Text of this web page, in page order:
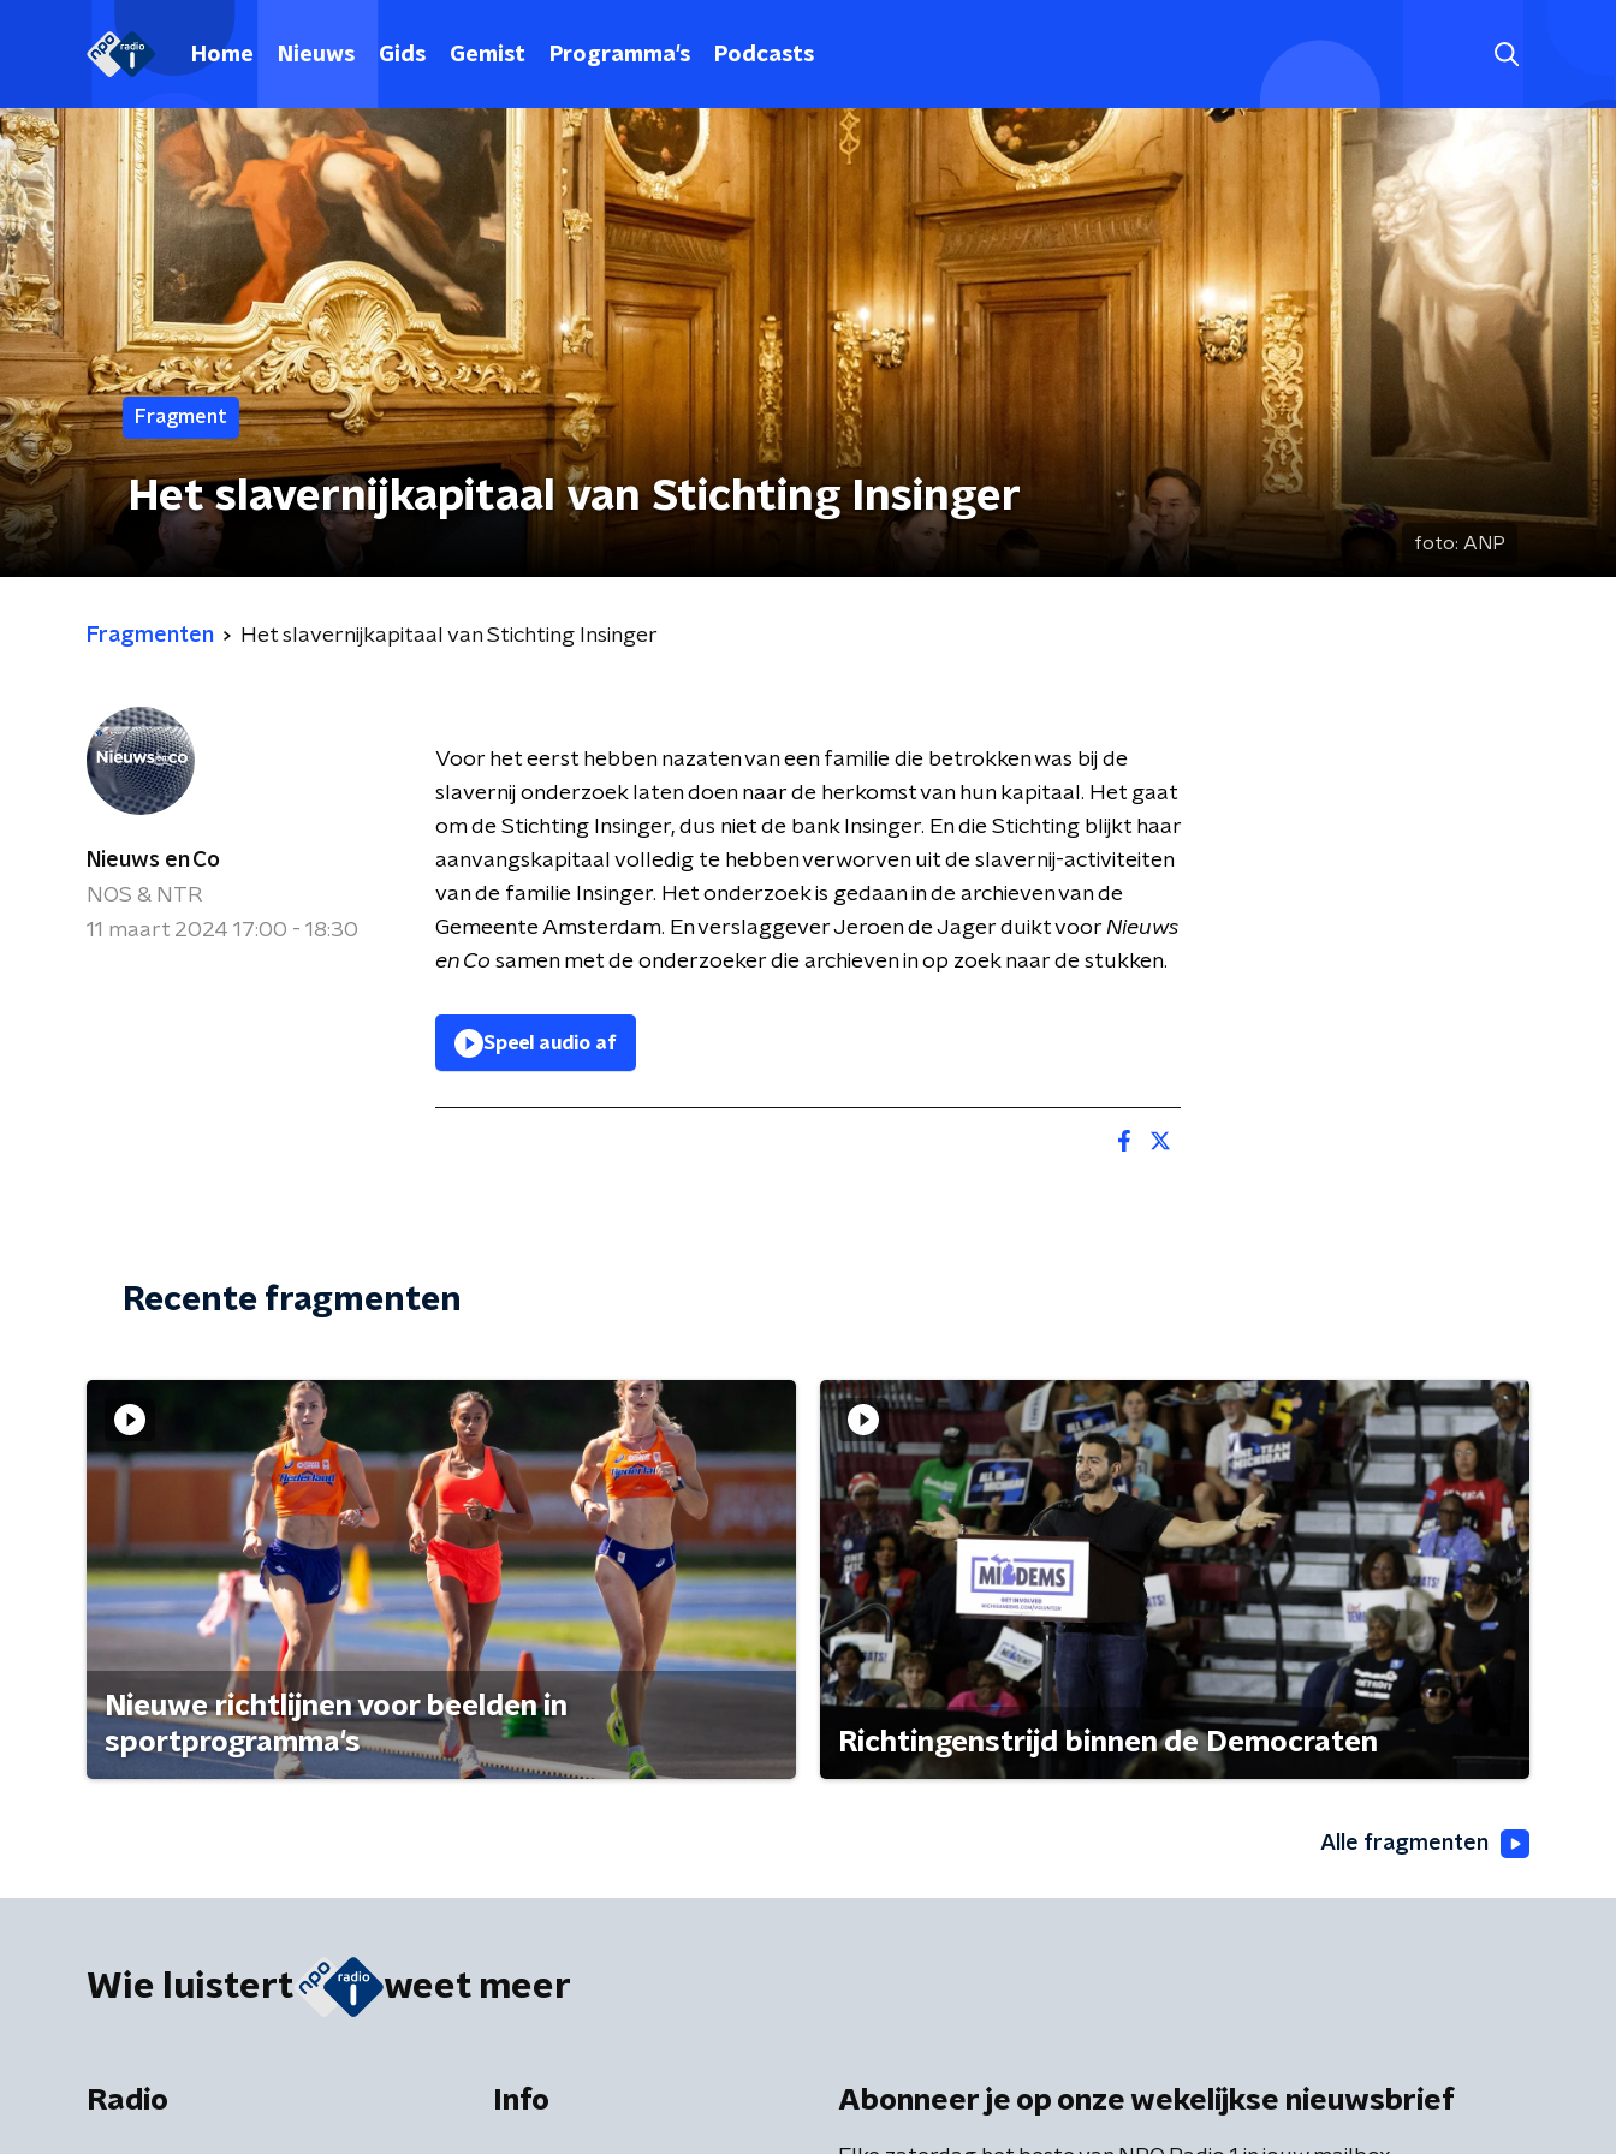
Home Nieuws Gids Gemist Programma's Podcasts
Fragment
Het slavernijkapitaal van Stichting Insinger
foto: ANP
Fragmenten Het slavernijkapitaal van Stichting Insinger
Nieuws en Co
NOS & NTR
11 maart 2024 17:00 - 18:30
Voor het eerst hebben nazaten van een familie die betrokken was bij de
slavernij onderzoek laten doen naar de herkomst van hun kapitaal. Het gaat
om de Stichting Insinger, dus niet de bank Insinger. En die Stichting blijkt haar
aanvangskapitaal volledig te hebben verworven uit de slavernij-activiteiten
van de familie Insinger. Het onderzoek is gedaan in de archieven van de
Gemeente Amsterdam. En verslaggever Jeroen de Jager duikt voorNieuws
en Co samen met de onderzoeker die archieven in op zoek naar de stukken.
Speel audio af
Recente fragmenten
Nieuwe richtlijnen voor beelden in
sportprogramma's
Richtingenstrijd binnen de Democraten
Alle fragmenten
Wie luistert weet meer
Radio Info Abonneer je op onze wekelijkse nieuwsbrief